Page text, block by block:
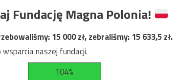
Fundację Magna Polonia!
15 000zł, zebraliśmy:15 633,5zł.
naszej fundacji.
104%